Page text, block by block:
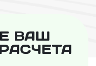
ВАШ